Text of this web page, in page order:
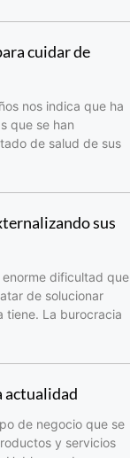
cuidar de
nos indica que ha
que se han
de salud de sus
sus
dificultad que
de solucionar
tiene. La burocracia
actualidad
de negocio que se
y servicios